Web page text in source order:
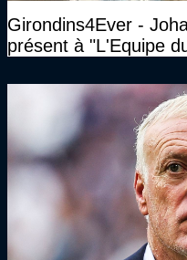
Girondins4Ever -
présent à "L'Equipe